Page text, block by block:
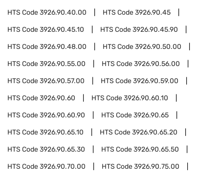
HTS Code3926.90.40.00 HTS Code3926.90.45
HTS Code3926.90.45.10 HTS Code3926.90.45.90
HTS Code3926.90.48.00 HTS Code3926.90.50.00
HTS Code3926.90.55.00 HTS Code3926.90.56.00
HTS Code3926.90.57.00 HTS Code3926.90.59.00
HTS Code3926.90.60 HTS Code3926.90.60.10
HTS Code3926.90.60.90 HTS Code3926.90.65
HTS Code3926.90.65.10 HTS Code3926.90.65.20
HTS Code3926.90.65.30 HTS Code3926.90.65.50
HTS Code3926.90.70.00 HTS Code3926.90.75.00